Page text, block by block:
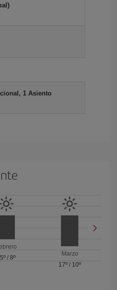
1 Asiento
/ 8º
Marzo
17º / 10º